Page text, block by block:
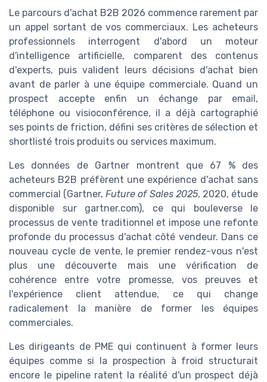
Le parcours d'achat B2B 2026 commence rarement par
un appel sortant de vos commerciaux. Les acheteurs
professionnels interrogent d'abord un moteur
d'intelligence artificielle, comparent des contenus
d'experts, puis valident leurs décisions d'achat bien
avant de parler à une équipe commerciale. Quand un
prospect accepte enfin un échange par email,
téléphone ou visioconférence, il a déjà cartographié
ses points de friction, défini ses critères de sélection et
shortlisté trois produits ou services maximum.
Les données de Gartner montrent que 67 % des
acheteurs B2B préfèrent une expérience d'achat sans
commercial (Gartner,Future of Sales 2025, 2020, étude
disponible sur gartner.com), ce qui bouleverse le
processus de vente traditionnel et impose une refonte
profonde du processus d'achat côté vendeur. Dans ce
nouveau cycle de vente, le premier rendez-vous n'est
plus une découverte mais une vérification de
cohérence entre votre promesse, vos preuves et
l'expérience client attendue, ce qui change
radicalement la manière de former les équipes
commerciales.
Les dirigeants de PME qui continuent à former leurs
équipes comme si la prospection à froid structurait
encore le pipeline ratent la réalité d'un prospect déjà